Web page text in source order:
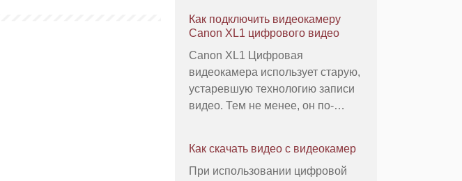
Как подключить видеокамеру
Canon XL1 цифрового видео
Canon XL1 Цифровая
видеокамера использует старую,
устаревшую технологию записи
видео. Тем не менее, он по-
цифровых кинематографистов
из-за особенностей, таких как 16x
Как скачать видео с видеокамер
При использовании цифровой